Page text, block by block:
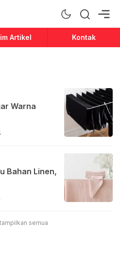
Artikel Kontak
Warna
Bahan Linen,
semua